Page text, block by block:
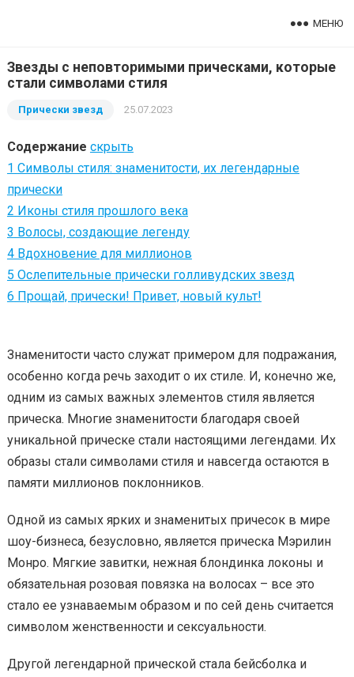
МЕНЮ
Звезды с неповторимыми прическами, которые
стали символами стиля
Прически звезд 25.07.2023
Содержание скрыть
1 Символы стиля: знаменитости, их легендарные
прически
2 Иконы стиля прошлого века
3 Волосы, создающие легенду
4 Вдохновение для миллионов
5 Ослепительные прически голливудских звезд
6 Прощай, прически! Привет, новый культ!
Знаменитости часто служат примером для подражания,
особенно когда речь заходит о их стиле. И, конечно же,
одним из самых важных элементов стиля является
прическа. Многие знаменитости благодаря своей
уникальной прическе стали настоящими легендами. Их
образы стали символами стиля и навсегда остаются в
памяти миллионов поклонников.
Одной из самых ярких и знаменитых причесок в мире
шоу-бизнеса, безусловно, является прическа Мэрилин
Монро. Мягкие завитки, нежная блондинка локоны и
обязательная розовая повязка на волосах – все это
стало ее узнаваемым образом и по сей день считается
символом женственности и сексуальности.
Другой легендарной прической стала бейсболка и